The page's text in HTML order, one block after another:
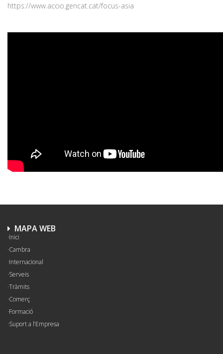
https://www.accio.gencat.cat/focus-asia
MAPA WEB
Inici
Cambra
Internacional
Serveis
Tràmits
Comerç
Formació
Suport a l’Empresa